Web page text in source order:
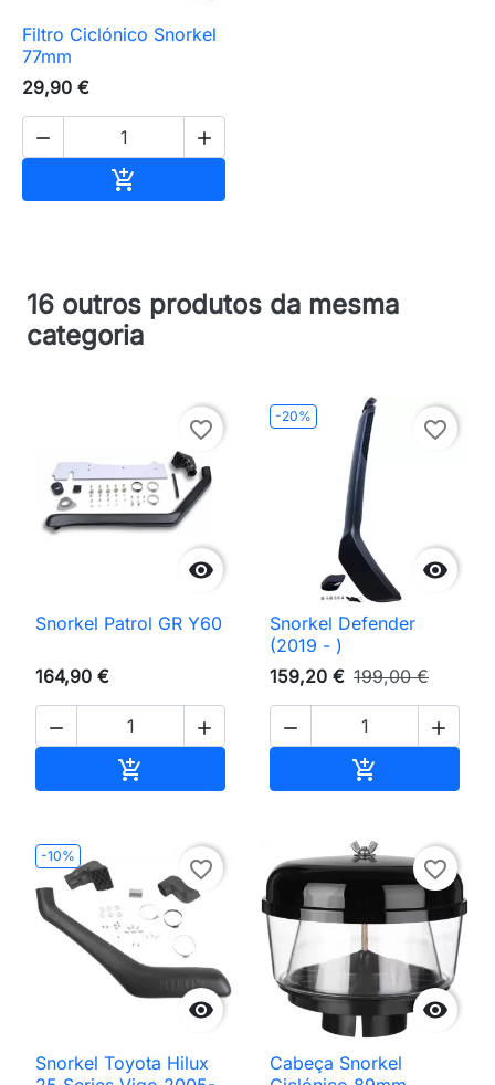
Filtro Ciclónico Snorkel
77mm
29,90 €
 

16 outros produtos da mesma
categoria

favorite_border
Snorkel Patrol GR Y60
164,90 €
 

-20%

favorite_border
Snorkel Defender
(2019 - )
159,20 € 199,00 €
 

-10%

favorite_border
Snorkel Toyota Hilux

favorite_border
Cabeça Snorkel